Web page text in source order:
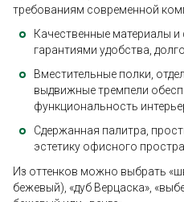
требованиям современной
Качественные материалы
гарантиями удобства,
Вместительные полки,
выдвижные тремпели
функциональность
Сдержанная палитра,
эстетику офисного
Из оттенков можно выбрать
бежевый), «дуб Верцаска»,